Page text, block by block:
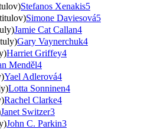
Stefanos Xenakis5
Simone Daviesová5
Jamie Cat Callan4
Gary Vaynerchuk4
Harriet Griffey4
Menděl4
Yael Adlerová4
Lotta Sonninen4
Rachel Clarke4
Janet Switzer3
John C. Parkin3